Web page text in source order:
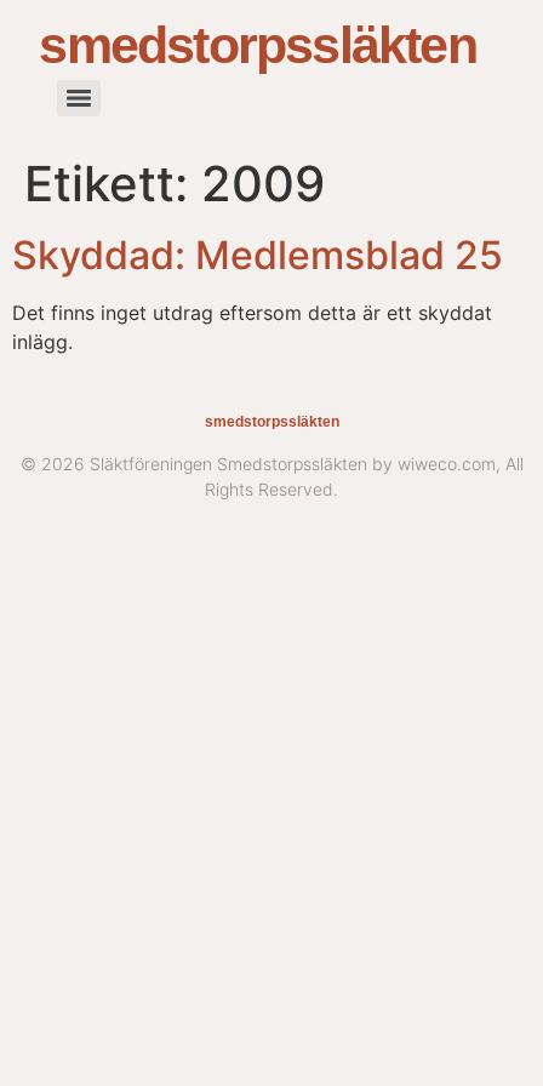
smedstorpssläkten
Etikett: 2009
Skyddad: Medlemsblad 25
Det finns inget utdrag eftersom detta är ett skyddat
inlägg.
smedstorpssläkten
© 2026 Släktföreningen Smedstorpssläkten by wiweco.com, All
Rights Reserved.